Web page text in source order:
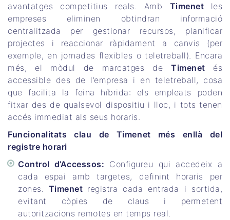
avantatges competitius reals. Amb Timenet les
empreses eliminen obtindran informació
centralitzada per gestionar recursos, planificar
projectes i reaccionar ràpidament a canvis (per
exemple, en jornades flexibles o teletreball). Encara
més, el mòdul de marcatges deTimenet és
accessible des de l’empresa i en teletreball, cosa
que facilita la feina híbrida: els empleats poden
fitxar des de qualsevol dispositiu i lloc, i tots tenen
accés immediat als seus horaris.
Funcionalitats clau de Timenet més enllà del
registre horari
Control d’Accessos: Configureu qui accedeix a
cada espai amb targetes, definint horaris per
zones. Timenet registra cada entrada i sortida,
evitant còpies de claus i permetent
autoritzacions remotes en temps real.